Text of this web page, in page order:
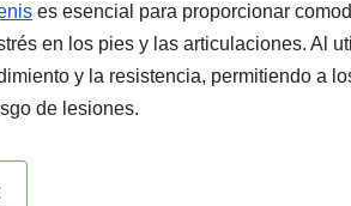
es esencial para proporcionar
en los pies y las articulaciones. Al
y la resistencia, permitiendo a
de lesiones.